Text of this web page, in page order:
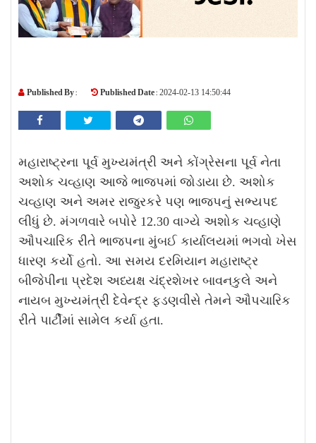
Published By : Published Date : 2024-02-13 14:50:44
મહારાષ્ટ્રના પૂર્વ મુખ્યમંત્રી અને કોંગ્રેસના પૂર્વ નેતા
અશોક ચવ્હાણ આજે ભાજપમાં જોડાયા છે. અશોક
ચવ્હાણ અને અમર રાજુરકરે પણ ભાજપનું સભ્યપદ
લીધું છે. મંગળવારે બપોરે 12.30 વાગ્યે અશોક ચવ્હાણે
ઔપચારિક રીતે ભાજપના મુંબઈ કાર્યાલયમાં ભગવો ખેસ
ધારણ કર્યો હતો. આ સમય દરમિયાન મહારાષ્ટ્ર
બીજેપીના પ્રદેશ અધ્યક્ષ ચંદ્રશેખર બાવનકુલે અને
નાયબ મુખ્યમંત્રી દેવેન્દ્ર ફડણવીસે તેમને ઔપચારિક
રીતે પાર્ટીમાં સામેલ કર્યા હતા.